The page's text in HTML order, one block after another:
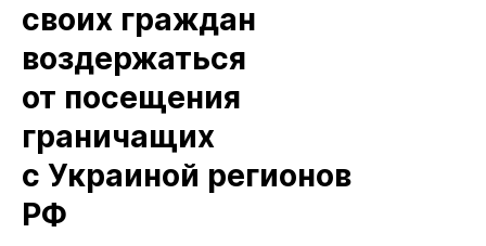
своих граждан
воздержаться
от посещения
граничащих
с Украиной регионов
РФ